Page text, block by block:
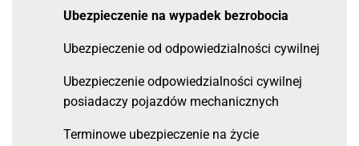
Ubezpieczenie na wypadek bezrobocia
Ubezpieczenie od odpowiedzialności cywilnej
Ubezpieczenie odpowiedzialności cywilnej
posiadaczy pojazdów mechanicznych
Terminowe ubezpieczenie na życie